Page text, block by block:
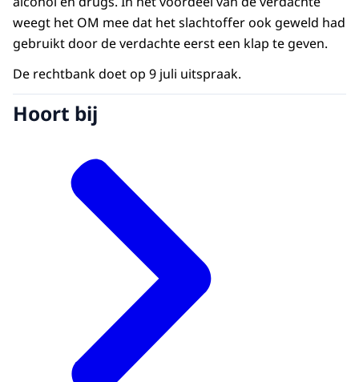
weegt het OM mee dat het slachtoffer ook geweld had
gebruikt door de verdachte eerst een klap te geven.
De rechtbank doet op 9 juli uitspraak.
Hoort bij